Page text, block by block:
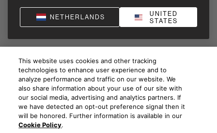
NETHERLANDS
UNITED
STATES
This website uses cookies and other tracking
technologies to enhance user experience and to
analyze performance and traffic on our website. We
also share information about your use of our site with
our social media, advertising and analytics partners. If
we have detected an opt-out preference signal then it
will be honored. Further information is available in our
Cookie Policy.